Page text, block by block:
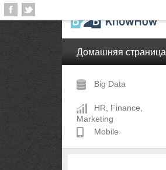
Домашняя страница
Big Data
HR, Finance,
Marketing
Mobile